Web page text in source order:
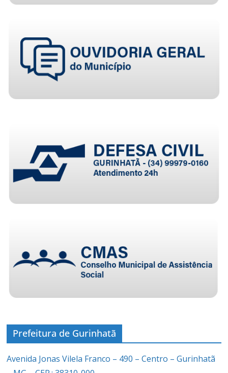
Prefeitura de Gurinhatã
Avenida Jonas Vilela Franco – 490 – Centro – Gurinhatã